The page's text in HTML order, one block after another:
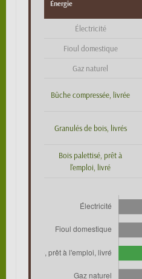
Énergie
Électricité
Fioul domestique
Gaz naturel
Bûche compressée, livrée
Granulés de bois, livrés
Bois palettisé, prêt à
l'emploi, livré